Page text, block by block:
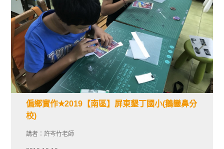
偏鄉實作✭2019【南區】屏東墾丁國小(鵝鑾鼻分
校)
講者：許岑竹老師